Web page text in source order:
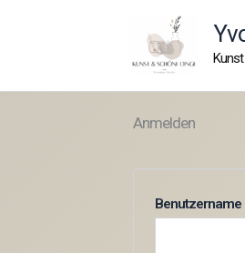
Anmelden
Benutzername